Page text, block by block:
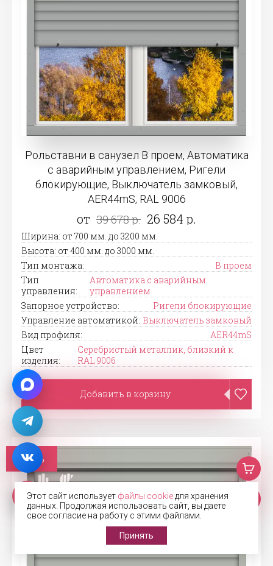
Рольставни в санузел В проем, Автоматика
с аварийным управлением, Ригели
блокирующие, Выключатель замковый,
AER44mS, RAL 9006
от 39 678 р. 26 584 р.
Ширина: от 700 мм. до 3200 мм.
Высота: от 400 мм. до 3000 мм.
Тип монтажа:
В проем
Тип
управления:
Автоматика с аварийным
управлением
Запорное устройство:
Ригели блокирующие
Управление автоматикой: Выключатель замковый
Вид профиля:
AER44mS
Цвет
изделия:
Серебристый металлик, близкий к
RAL 9006
Добавить в корзину
-33%
Этот сайт использует файлы cookie для хранения
данных. Продолжая использовать сайт, вы даете
свое согласие на работу с этими файлами.
Принять